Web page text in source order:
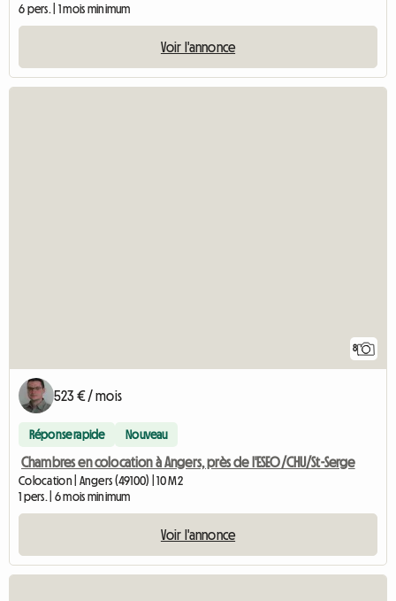
6 pers. | 1 mois minimum
Voir l'annonce
8
523 € / mois
Réponse rapide Nouveau
Chambres en colocation à Angers, près de l'ESEO/CHU/St-Serge
Colocation | Angers (49100) | 10 M2
1 pers. | 6 mois minimum
Voir l'annonce